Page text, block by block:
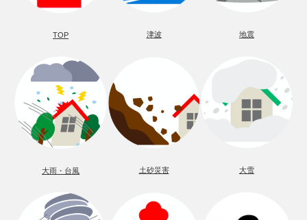
TOP 津波 地震
大雨・台風 土砂災害 大雪